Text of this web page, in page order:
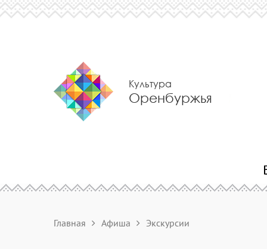
Культура
Оренбуржья
Главная Афиша Экскурсии